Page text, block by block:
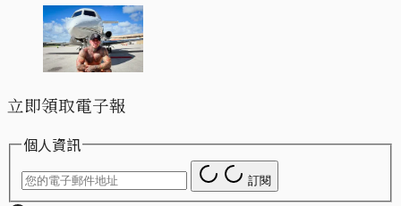
立即領取電子報
個人資訊
訂閱